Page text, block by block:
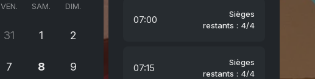
VEN. SAM. DIM.
31 1 2
7 8 9
07:00
Sièges
restants : 4/4
07:15
Sièges
restants : 4/4